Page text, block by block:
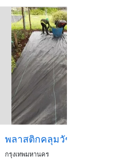
พลาสติกคลุมวัชพืช UV
กรุงเทพมหานคร